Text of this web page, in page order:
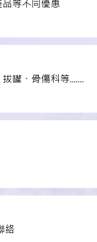
等不同優惠
罐、骨傷科等.......
絡